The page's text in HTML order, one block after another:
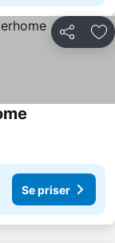
Dela
Se priser